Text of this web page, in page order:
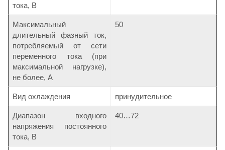
тока, В
Максимальный
длительный фазный ток,
потребляемый от сети
переменного тока (при
максимальной нагрузке),
не более, А
50
Вид охлаждения принудительное
Диапазон входного
напряжения постоянного
тока, В
40…72